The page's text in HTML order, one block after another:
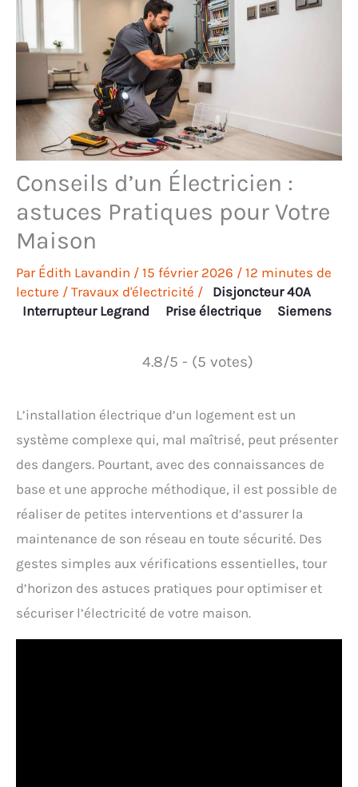
Conseils d’un Électricien :
astuces Pratiques pour Votre
Maison
Par Édith Lavandin / 15 février 2026 / 12 minutes de
lecture / Travaux d'électricité /
Disjoncteur 40A
Interrupteur Legrand
Prise électrique Siemens
4.8/5 - (5 votes)
L’installation électrique d’un logement est un
système complexe qui, mal maîtrisé, peut présenter
des dangers. Pourtant, avec des connaissances de
base et une approche méthodique, il est possible de
réaliser de petites interventions et d’assurer la
maintenance de son réseau en toute sécurité. Des
gestes simples aux vérifications essentielles, tour
d’horizon des astuces pratiques pour optimiser et
sécuriser l’électricité de votre maison.